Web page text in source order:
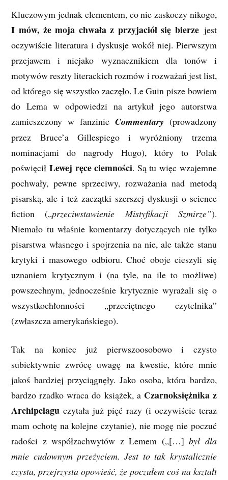
Kluczowym jednak elementem, co nie zaskoczy nikogo,
I mów, że moja chwała z przyjaciół się bierze jest
oczywiście literatura i dyskusje wokół niej. Pierwszym
przejawem i niejako wyznacznikiem dla tonów i
motywów reszty literackich rozmów i rozważań jest list,
od którego się wszystko zaczęło. Le Guin pisze bowiem
do Lema w odpowiedzi na artykuł jego autorstwa
zamieszczony w fanzinie Commentary (prowadzony
przez Bruce’a Gillespiego i wyróżniony trzema
nominacjami do nagrody Hugo), który to Polak
poświęcił Lewej ręce ciemności. Są tu więc wzajemne
pochwały, pewne sprzeciwy, rozważania nad metodą
pisarską, ale i też zaczątki szerszej dyskusji o science
fiction („prze­ciw­sta­wie­nie Mi­sty­fi­ka­cji Szmi­rze”).
Niemało tu właśnie komentarzy dotyczących nie tylko
pisarstwa własnego i spojrzenia na nie, ale także stanu
krytyki i masowego odbioru. Choć oboje cieszyli się
uznaniem krytycznym i (na tyle, na ile to możliwe)
powszechnym, jednocześnie krytycznie wyrażali się o
wszystkochłonności „przeciętnego czytelnika”
(zwłaszcza amerykańskiego).
Tak na koniec już pierwszoosobowo i czysto
subiektywnie zwrócę uwagę na kwestie, które mnie
jakoś bardziej przyciągnęły. Jako osoba, która bardzo,
bardzo rzadko wraca do książek, a Czarnoksiężnika z
Archipelagu czytała już pięć razy (i oczywiście teraz
mam ochotę na kolejne czytanie), nie mogę nie poczuć
radości z współzachwytów z Lemem („[…]był dla
mnie cudownym przeżyciem. Jest to tak krystalicznie
czysta, przejrzysta opowieść, że poczułem coś na kształt